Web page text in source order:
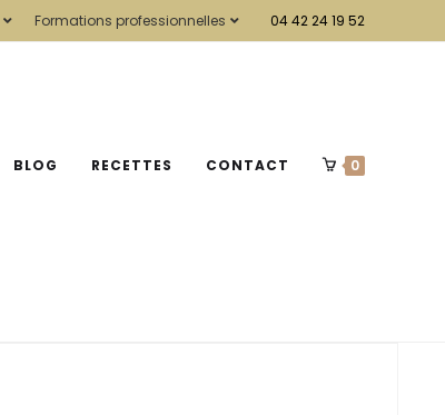
Formations professionnelles 04 42 24 19 52
BLOG RECETTES CONTACT 0